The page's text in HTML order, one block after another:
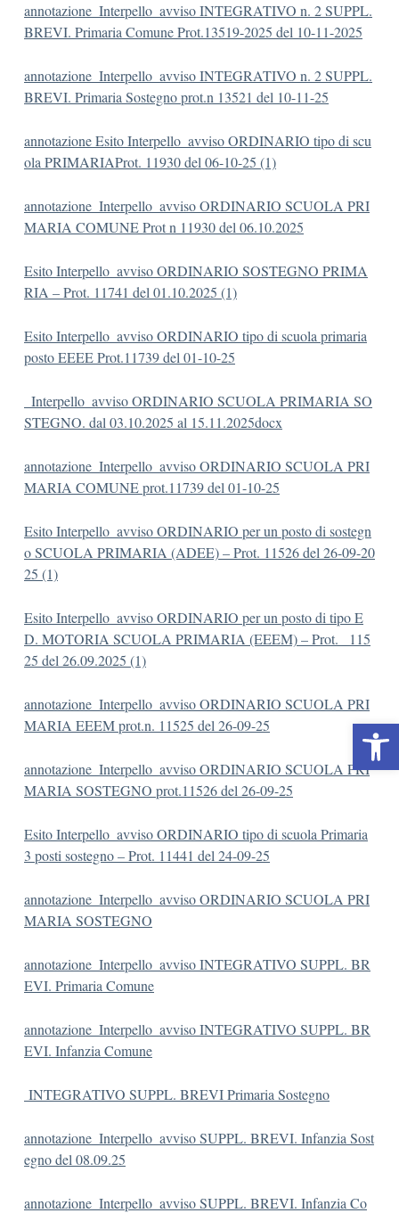
annotazione_Interpello_avviso INTEGRATIVO n. 2 SUPPL.
BREVI. Primaria Comune Prot.13519-2025 del 10-11-2025
annotazione_Interpello_avviso INTEGRATIVO n. 2 SUPPL.
BREVI. Primaria Sostegno prot.n 13521 del 10-11-25
annotazione Esito Interpello_avviso ORDINARIO tipo di scu
ola PRIMARIAProt. 11930 del 06-10-25 (1)
annotazione_Interpello_avviso ORDINARIO SCUOLA PRI
MARIA COMUNE Prot n 11930 del 06.10.2025
Esito Interpello_avviso ORDINARIO SOSTEGNO PRIMA
RIA – Prot. 11741 del 01.10.2025 (1)
Esito Interpello_avviso ORDINARIO tipo di scuola primaria
posto EEEE Prot.11739 del 01-10-25
_Interpello_avviso ORDINARIO SCUOLA PRIMARIA SO
STEGNO. dal 03.10.2025 al 15.11.2025docx
annotazione_Interpello_avviso ORDINARIO SCUOLA PRI
MARIA COMUNE prot.11739 del 01-10-25
Esito Interpello_avviso ORDINARIO per un posto di sostegn
o SCUOLA PRIMARIA (ADEE) – Prot. 11526 del 26-09-20
25 (1)
Esito Interpello_avviso ORDINARIO per un posto di tipo E
D. MOTORIA SCUOLA PRIMARIA (EEEM) – Prot. _115
25 del 26.09.2025 (1)
annotazione_Interpello_avviso ORDINARIO SCUOLA PRI
MARIA EEEM prot.n. 11525 del 26-09-25
annotazione_Interpello_avviso ORDINARIO SCUOLA PRI
MARIA SOSTEGNO prot.11526 del 26-09-25
Esito Interpello_avviso ORDINARIO tipo di scuola Primaria
3 posti sostegno – Prot. 11441 del 24-09-25
annotazione_Interpello_avviso ORDINARIO SCUOLA PRI
MARIA SOSTEGNO
annotazione_Interpello_avviso INTEGRATIVO SUPPL. BR
EVI. Primaria Comune
annotazione_Interpello_avviso INTEGRATIVO SUPPL. BR
EVI. Infanzia Comune
INTEGRATIVO SUPPL. BREVI Primaria Sostegno
annotazione_Interpello_avviso SUPPL. BREVI. Infanzia Sost
egno del 08.09.25
annotazione_Interpello_avviso SUPPL. BREVI. Infanzia Co